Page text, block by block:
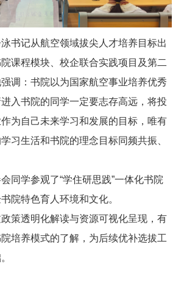
书记从航空领域拔尖人才培养目标出
课程模块、校企联合实践项目及第二
调：书院以为国家航空事业培养优秀
入书院的同学一定要志存高远，将投
为自己未来学习和发展的目标，唯有
习生活和书院的理念目标同频共振、
同学参观了“学住研思践”一体化书院
院特色育人环境和文化。
策透明化解读与资源可视化呈现，有
培养模式的了解，为后续优补选拔工